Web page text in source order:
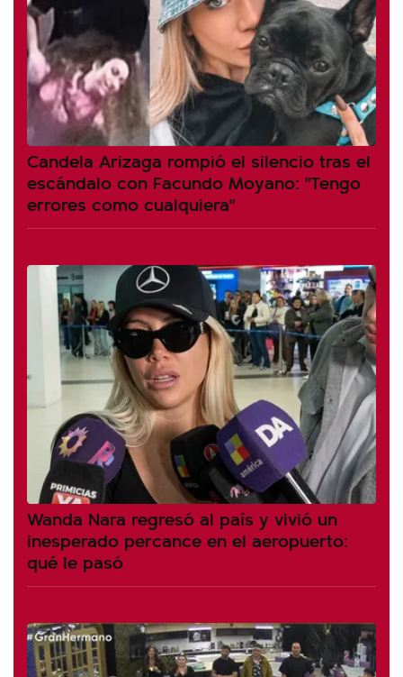
Candela Arizaga rompió el silencio tras el
escándalo con Facundo Moyano: "Tengo
errores como cualquiera"
Wanda Nara regresó al país y vivió un
inesperado percance en el aeropuerto:
qué le pasó